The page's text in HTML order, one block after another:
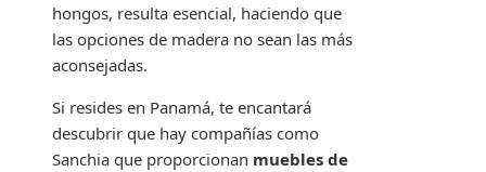
hongos, resulta esencial, haciendo que
las opciones de madera no sean las más
aconsejadas.
Si resides en Panamá, te encantará
descubrir que hay compañías como
Sanchia que proporcionan muebles de